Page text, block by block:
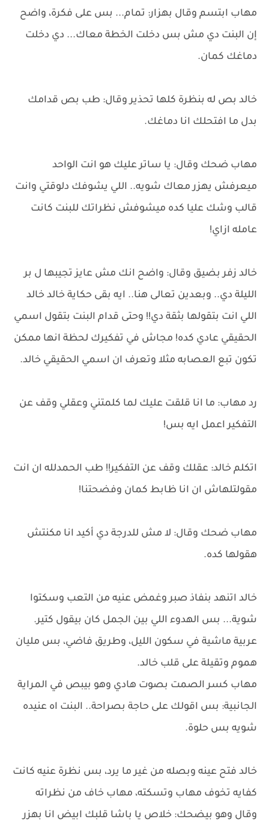
مهاب ابتسم وقال بهزار: تمام... بس على فكرة، واضح
إن البنت دي مش بس دخلت الخطة معاك... دي دخلت
دماغك كمان.
خالد بص له بنظرة كلها تحذير وقال: طب بص قدامك
بدل ما افتحلك انا دماغك.
مهاب ضحك وقال: يا ساتر عليك هو انت الواحد
ميعرفش يهزر معاك شويه.. اللي يشوفك دلوقتي وانت
قالب وشك عليا كده ميشوفش نظراتك للبنت كانت
عامله ازاي!
خالد زفر بضيق وقال: واضح انك مش عايز تجيبها ل بر
الليلة دي.. وبعدين تعالى هنا.. ايه بقى حكاية خالد خالد
اللي انت بتقولها بثقة دي!! وحتى قدام البنت بتقول اسمي
الحقيقي عادي كده! مجاش في تفكيرك لحظة انها ممكن
تكون تبع العصابه مثلا وتعرف ان اسمي الحقيقي خالد.
رد مهاب: ما انا قلقت عليك لما كلمتني وعقلي وقف عن
التفكير اعمل ايه بس!
اتكلم خالد: عقلك وقف عن التفكير!! طب الحمدلله ان انت
مقولتلهاش ان انا ظابط كمان وفضحتنا!
مهاب ضحك وقال: لا مش للدرجة دي أكيد انا مكنتش
هقولها كده.
خالد اتنهد بنفاذ صبر وغمض عنيه من التعب وسكتوا
شوية... بس الهدوء اللي بين الجمل كان بيقول كتير.
عربية ماشية في سكون الليل، وطريق فاضي، بس مليان
هموم وتقيلة على قلب خالد.
مهاب كسر الصمت بصوت هادي وهو بيبص في المراية
الجانبية: بس اقولك على حاجة بصراحة.. البنت اه عنيده
شويه بس حلوة.
خالد فتح عينه وبصله من غير ما يرد، بس نظرة عنيه كانت
كفايه تخوف مهاب وتسكته، مهاب خاف من نظراته
وقال وهو بيضحك: خلاص يا باشا قلبك ابيض انا بهزر